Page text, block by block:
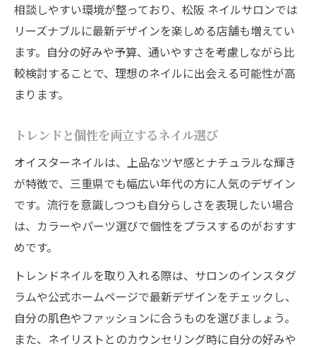
相談しやすい環境が整っており、松阪 ネイルサロンでは
リーズナブルに最新デザインを楽しめる店舗も増えてい
ます。自分の好みや予算、通いやすさを考慮しながら比
較検討することで、理想のネイルに出会える可能性が高
まります。
トレンドと個性を両立するネイル選び
オイスターネイルは、上品なツヤ感とナチュラルな輝き
が特徴で、三重県でも幅広い年代の方に人気のデザイン
です。流行を意識しつつも自分らしさを表現したい場合
は、カラーやパーツ選びで個性をプラスするのがおすす
めです。
トレンドネイルを取り入れる際は、サロンのインスタグ
ラムや公式ホームページで最新デザインをチェックし、
自分の肌色やファッションに合うものを選びましょう。
また、ネイリストとのカウンセリング時に自分の好みや